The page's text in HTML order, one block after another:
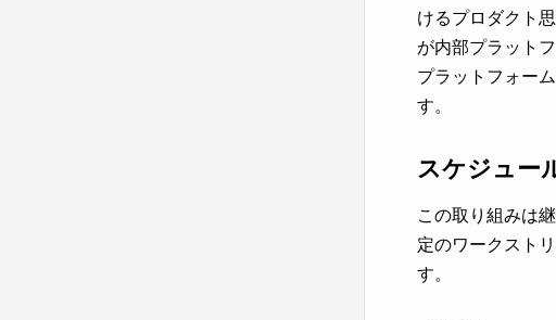
けるプロダクト
が内部プラット
プラットフォー
す。
スケジュー
この取り組みは
定のワークスト
す。